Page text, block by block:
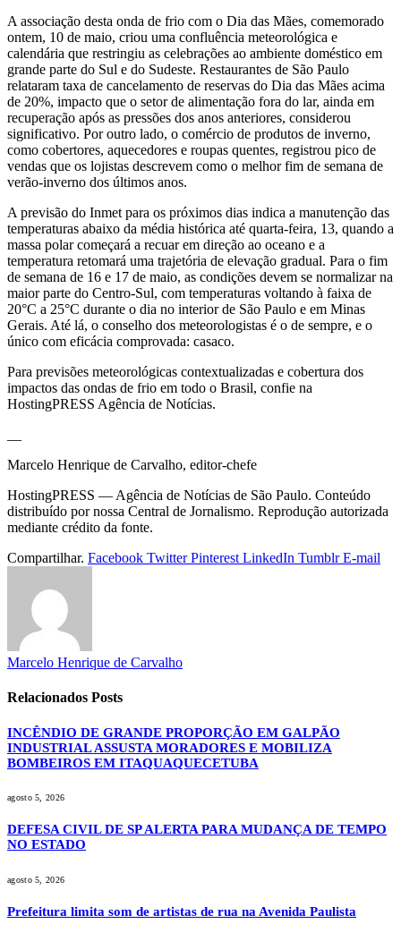
A associação desta onda de frio com o Dia das Mães, comemorado
ontem, 10 de maio, criou uma confluência meteorológica e
calendária que restringiu as celebrações ao ambiente doméstico em
grande parte do Sul e do Sudeste. Restaurantes de São Paulo
relataram taxa de cancelamento de reservas do Dia das Mães acima
de 20%, impacto que o setor de alimentação fora do lar, ainda em
recuperação após as pressões dos anos anteriores, considerou
significativo. Por outro lado, o comércio de produtos de inverno,
como cobertores, aquecedores e roupas quentes, registrou pico de
vendas que os lojistas descrevem como o melhor fim de semana de
verão-inverno dos últimos anos.
A previsão do Inmet para os próximos dias indica a manutenção das
temperaturas abaixo da média histórica até quarta-feira, 13, quando a
massa polar começará a recuar em direção ao oceano e a
temperatura retomará uma trajetória de elevação gradual. Para o fim
de semana de 16 e 17 de maio, as condições devem se normalizar na
maior parte do Centro-Sul, com temperaturas voltando à faixa de
20°C a 25°C durante o dia no interior de São Paulo e em Minas
Gerais. Até lá, o conselho dos meteorologistas é o de sempre, e o
único com eficácia comprovada: casaco.
Para previsões meteorológicas contextualizadas e cobertura dos
impactos das ondas de frio em todo o Brasil, confie na
HostingPRESS Agência de Notícias.
Marcelo Henrique de Carvalho, editor-chefe
HostingPRESS — Agência de Notícias de São Paulo. Conteúdo
distribuído por nossa Central de Jornalismo. Reprodução autorizada
mediante crédito da fonte.
Compartilhar. Facebook Twitter Pinterest LinkedIn Tumblr E-mail
Marcelo Henrique de Carvalho
Relacionados Posts
INCÊNDIO DE GRANDE PROPORÇÃO EM GALPÃO
INDUSTRIAL ASSUSTA MORADORES E MOBILIZA
BOMBEIROS EM ITAQUAQUECETUBA
agosto 5, 2026
DEFESA CIVIL DE SP ALERTA PARA MUDANÇA DE TEMPO
NO ESTADO
agosto 5, 2026
Prefeitura limita som de artistas de rua na Avenida Paulista